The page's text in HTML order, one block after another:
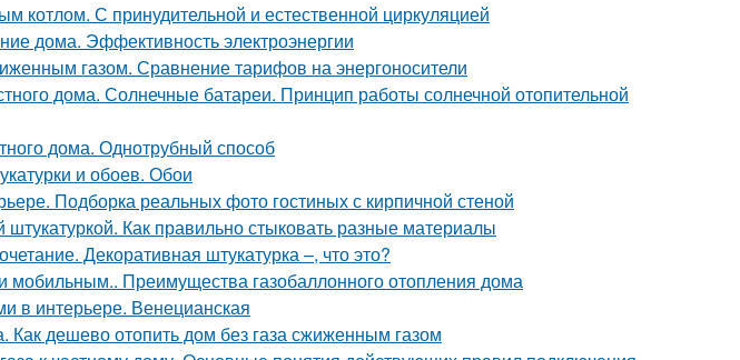
котлом. С принудительной и естественной циркуляцией
дома. Эффективность электроэнергии
газом. Сравнение тарифов на энергоносители
дома. Солнечные батареи. Принцип работы солнечной отопительной
дома. Однотрубный способ
и обоев. Обои
Подборка реальных фото гостиных с кирпичной стеной
штукатуркой. Как правильно стыковать разные материалы
Декоративная штукатурка –, что это?
мобильным.. Преимущества газобаллонного отопления дома
в интерьере. Венецианская
Как дешево отопить дом без газа сжиженным газом